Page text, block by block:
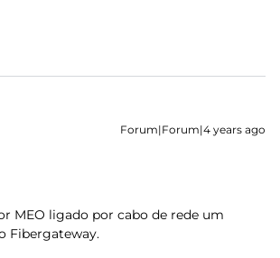
Forum|Forum|4 years ago
MEO ligado por cabo de rede um
Fibergateway.